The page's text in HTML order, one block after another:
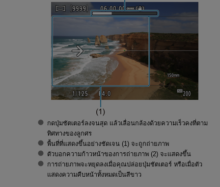
กดปุ่มชัตเตอร์ลงจนสุด แล้วเลื่อนกล้องด้วยความเร็วคงที่ตาม
ทิศทางของลูกศร
พื้นที่ที่แสดงขึ้นอย่างชัดเจน (1) จะถูกถ่ายภาพ
ตัวบอกความก้าวหน้าของการถ่ายภาพ (2) จะแสดงขึ้น
การถ่ายภาพจะหยุดลงเมื่อคุณปล่อยปุ่มชัตเตอร์ หรือเมื่อตัว
แสดงความคืบหน้าทั้งหมดเป็นสีขาว